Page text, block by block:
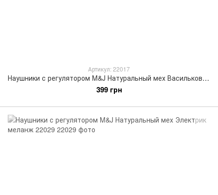
Артикул: 22017
Наушники с регулятором M&J Натуральный мех Васильковый 22017
399 грн